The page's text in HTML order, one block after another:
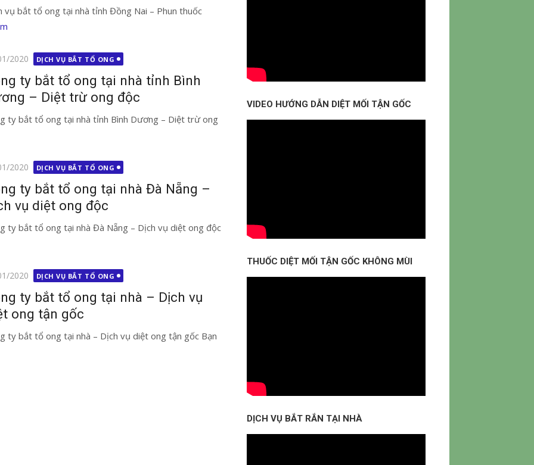
vụ bắt tổ ong tại nhà tỉnh Đồng Nai – Phun thuốc
2020 DỊCH VỤ BẮT TỔ ONG
ty bắt tổ ong tại nhà tỉnh Bình
– Diệt trừ ong độc
ty bắt tổ ong tại nhà tỉnh Bình Dương – Diệt trừ ong
2020 DỊCH VỤ BẮT TỔ ONG
ty bắt tổ ong tại nhà Đà Nẵng –
vụ diệt ong độc
ty bắt tổ ong tại nhà Đà Nẵng – Dịch vụ diệt ong độc
2020 DỊCH VỤ BẮT TỔ ONG
ty bắt tổ ong tại nhà – Dịch vụ
ong tận gốc
ty bắt tổ ong tại nhà – Dịch vụ diệt ong tận gốc Bạn
VIDEO HƯỚNG DẪN DIỆT MỐI TẬN GỐC
THUỐC DIỆT MỐI TẬN GỐC KHÔNG MÙI
DỊCH VỤ BẮT RẮN TẠI NHÀ